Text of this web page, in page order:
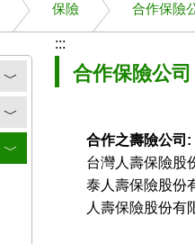
保險 合作保險
﹀
﹀
﹀
:::
合作保險公司
合作之壽險公司:
台灣人壽保險股
泰人壽保險股份
人壽保險股份有